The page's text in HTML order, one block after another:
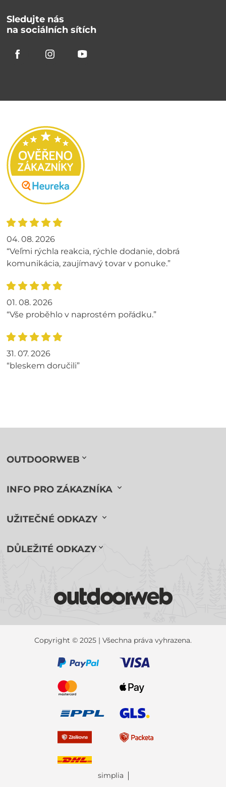
Sledujte nás
na sociálních sítích
04. 08. 2026
“Veľmi rýchla reakcia, rýchle dodanie, dobrá
komunikácia, zaujímavý tovar v ponuke.”
01. 08. 2026
“Vše proběhlo v naprostém pořádku.”
31. 07. 2026
“bleskem doručili”
OUTDOORWEB
INFO PRO ZÁKAZNÍKA
UŽITEČNÉ ODKAZY
DŮLEŽITÉ ODKAZY
Copyright © 2025 | Všechna práva vyhrazena.
simplia